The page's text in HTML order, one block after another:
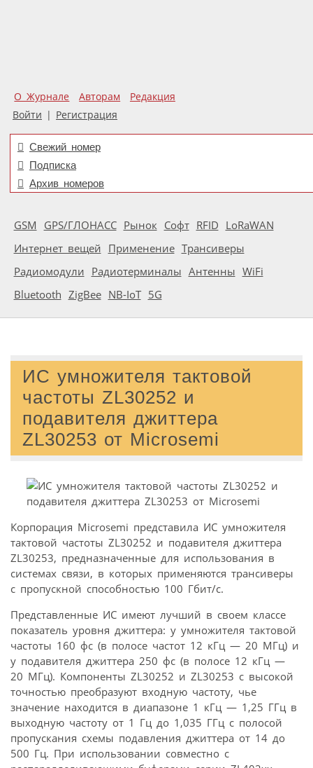
О Журнале Авторам
Редакция
Войти | Регистрация
Свежий номер
Подписка
Архив номеров
GSM GPS/ГЛОНАСС Рынок Софт RFID LoRaWAN
Интернет вещей Применение Трансиверы
Радиомодули Радиотерминалы Антенны WiFi
Bluetooth ZigBee NB-IoT 5G
ИС умножителя тактовой
частоты ZL30252 и
подавителя джиттера
ZL30253 от Microsemi
Корпорация Microsemi представила ИС умножителя
тактовой частоты ZL30252 и подавителя джиттера
ZL30253, предназначенные для использования в
системах связи, в которых применяются трансиверы
с пропускной способностью 100 Гбит/с.
Представленные ИС имеют лучший в своем классе
показатель уровня джиттера: у умножителя тактовой
частоты 160 фс (в полосе частот 12 кГц — 20 МГц) и
у подавителя джиттера 250 фс (в полосе 12 кГц —
20 МГц). Компоненты ZL30252 и ZL30253 с высокой
точностью преобразуют входную частоту, чье
значение находится в диапазоне 1 кГц — 1,25 ГГц в
выходную частоту от 1 Гц до 1,035 ГГц с полосой
пропускания схемы подавления джиттера от 14 до
500 Гц. При использовании совместно с